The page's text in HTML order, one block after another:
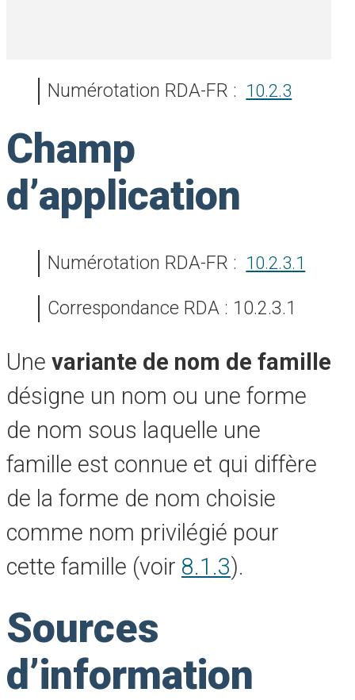
Numérotation RDA-FR : 10.2.3
Champ
d’application
Numérotation RDA-FR : 10.2.3.1
Correspondance RDA : 10.2.3.1
Une variante de nom de famille
désigne un nom ou une forme
de nom sous laquelle une
famille est connue et qui diffère
de la forme de nom choisie
comme nom privilégié pour
cette famille (voir 8.1.3).
Sources
d’information